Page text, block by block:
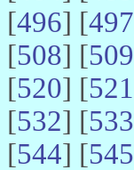
[496] [497
[508] [509
[520] [521
[532] [533
[544] [545